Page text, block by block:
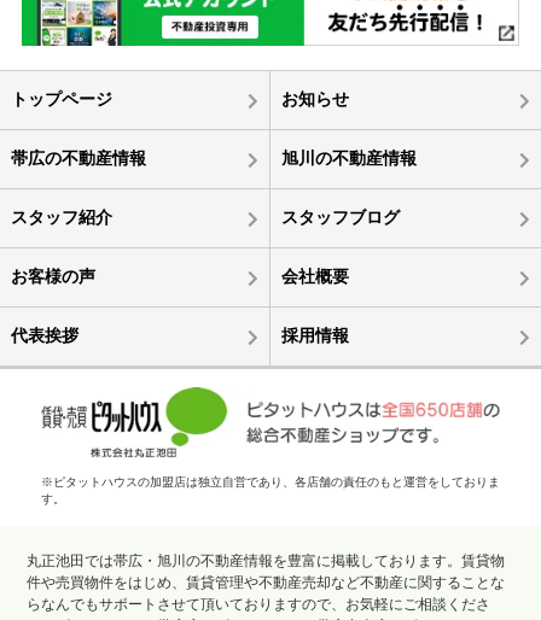
トップページ お知らせ
帯広の不動産情報 旭川の不動産情報
スタッフ紹介 スタッフブログ
お客様の声 会社概要
代表挨拶 採用情報
※ピタットハウスの加盟店は独立自営であり、各店舗の責任のもと運営をしておりま
す。
丸正池田では帯広・旭川の不動産情報を豊富に掲載しております。賃貸物
件や売買物件をはじめ、賃貸管理や不動産売却など不動産に関することな
らなんでもサポートさせて頂いておりますので、お気軽にご相談くださ